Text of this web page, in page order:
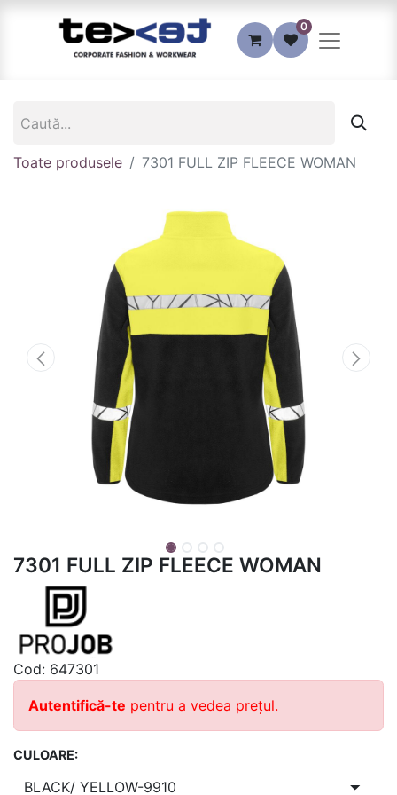
0
Toate produsele 7301 FULL ZIP FLEECE WOMAN
7301 FULL ZIP FLEECE WOMAN
Cod: 647301
Autentifică-te pentru a vedea prețul.
CULOARE: